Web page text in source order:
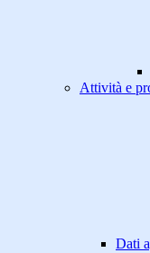
Attività e
Dati